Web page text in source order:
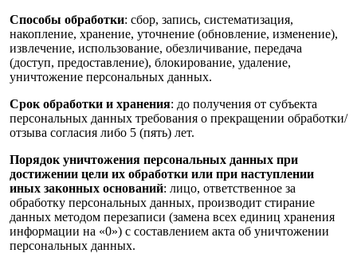
Способы обработки: сбор, запись, систематизация,
накопление, хранение, уточнение (обновление, изменение),
извлечение, использование, обезличивание, передача
(доступ, предоставление), блокирование, удаление,
уничтожение персональных данных.
Срок обработки и хранения: до получения от субъекта
персональных данных требования о прекращении обработки/
отзыва согласия либо 5 (пять) лет.
Порядок уничтожения персональных данных при
достижении цели их обработки или при наступлении
иных законных оснований: лицо, ответственное за
обработку персональных данных, производит стирание
данных методом перезаписи (замена всех единиц хранения
информации на «0») с составлением акта об уничтожении
персональных данных.